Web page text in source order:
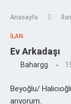
Anasayfa İlan
İLAN
Ev Arkadaşı
Bahargg
Beyoğlu/
arıyorum.